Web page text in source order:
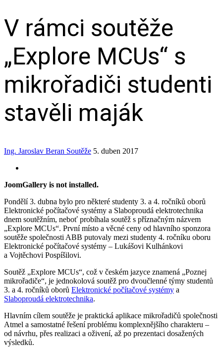
V rámci soutěže
„Explore MCUs“ s
mikrořadiči studenti
stavěli maják
Ing. Jaroslav Beran Soutěže 5. duben 2017
JoomGallery is not installed.
Pondělí 3. dubna bylo pro některé studenty 3. a 4. ročníků oborů
Elektronické počítačové systémy a Slaboproudá elektrotechnika
dnem soutěžním, neboť probíhala soutěž s příznačným názvem
„Explore MCUs“. První místo a věcné ceny od hlavního sponzora
soutěže společnosti ABB putovaly mezi studenty 4. ročníku oboru
Elektronické počítačové systémy – Lukášovi Kulhánkovi
a Vojtěchovi Pospíšilovi.
Soutěž „Explore MCUs“, což v českém jazyce znamená „Poznej
mikrořadiče“, je jednokolová soutěž pro dvoučlenné týmy studentů
3. a 4. ročníků oborů Elektronické počítačové systémy a
Slaboproudá elektrotechnika.
Hlavním cílem soutěže je praktická aplikace mikrořadičů společnosti
Atmel a samostatné řešení problému komplexnějšího charakteru –
od návrhu, přes realizaci a oživení, až po prezentaci dosažených
výsledků.